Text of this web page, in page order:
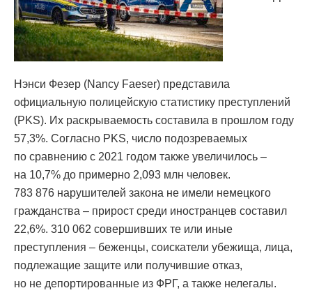
Нэнси Фезер (Nancy Faeser) представила
официальную полицейскую статистику преступлений
(PKS). Их раскрываемость составила в прошлом году
57,3%. Согласно PKS, число подозреваемых
по сравнению с 2021 годом также увеличилось –
на 10,7% до примерно 2,093 млн человек.
783 876 нарушителей закона не имели немецкого
гражданства – прирост среди иностранцев составил
22,6%. 310 062 совершивших те или иные
преступления – беженцы, соискатели убежища, лица,
подлежащие защите или получившие отказ,
но не депортированные из ФРГ, а также нелегалы.